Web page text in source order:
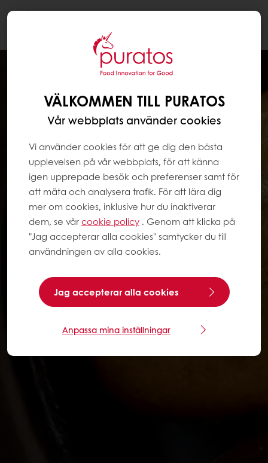
VÄLKOMMEN TILL PURATOS
Vår webbplats använder cookies
Vi använder cookies för att ge dig den bästa
upplevelsen på vår webbplats, för att känna
igen upprepade besök och preferenser samt för
att mäta och analysera trafik. För att lära dig
mer om cookies, inklusive hur du inaktiverar
dem, se vårcookie policy . Genom att klicka på
"Jag accepterar alla cookies" samtycker du till
användningen av alla cookies.
Jag accepterar alla cookies
Anpassa mina inställningar